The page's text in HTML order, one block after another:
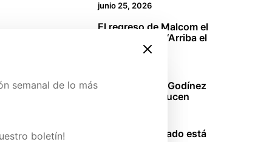
junio 25, 2026
El regreso de Malcom el
de en medio o “Arriba el
3
La oficina: Los Godínez
mexicanos se lucen
4
Sinners: El pecado está
de Patreon y conoce
semanal de lo más
boletín!